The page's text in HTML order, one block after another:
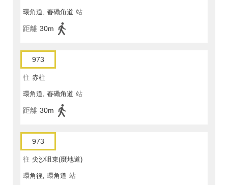
環角道, 舂磡角道 站
距離 30m
973
往 赤柱
環角道, 舂磡角道 站
距離 30m
973
往 尖沙咀東(麼地道)
環角徑, 環角道 站